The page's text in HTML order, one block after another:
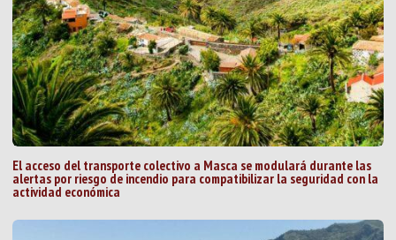
El acceso del transporte colectivo a Masca se modulará durante las
alertas por riesgo de incendio para compatibilizar la seguridad con la
actividad económica